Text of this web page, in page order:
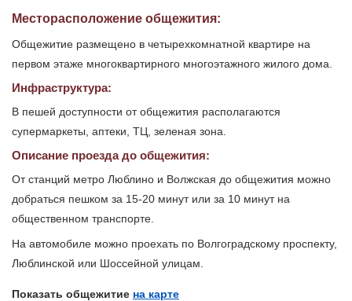
Месторасположение общежития:
Общежитие размещено в четырехкомнатной квартире на
первом этаже многоквартирного многоэтажного жилого дома.
Инфраструктура:
В пешей доступности от общежития располагаются
супермаркеты, аптеки, ТЦ, зеленая зона.
Описание проезда до общежития:
От станций метро Люблино и Волжская до общежития можно
добраться пешком за 15-20 минут или за 10 минут на
общественном транспорте.
На автомобиле можно проехать по Волгоградскому проспекту,
Люблинской или Шоссейной улицам.
Показать общежитие на карте